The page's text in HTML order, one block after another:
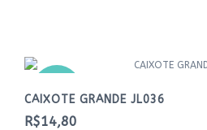
CAIXOTE GRANDE JL036
R$14,80